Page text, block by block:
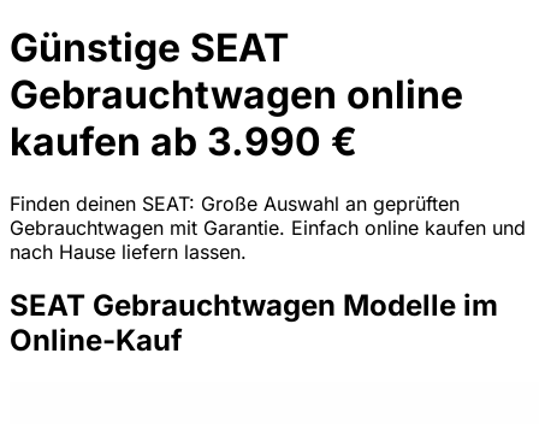
Günstige SEAT
Gebrauchtwagen online
kaufen ab 3.990 €
Finden deinen SEAT: Große Auswahl an geprüften
Gebrauchtwagen mit Garantie. Einfach online kaufen und
nach Hause liefern lassen.
SEAT Gebrauchtwagen Modelle im
Online-Kauf